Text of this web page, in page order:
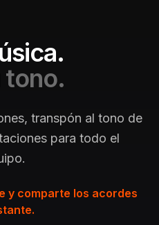
tono.
transpón al tono de
para todo el
y comparte los acordes